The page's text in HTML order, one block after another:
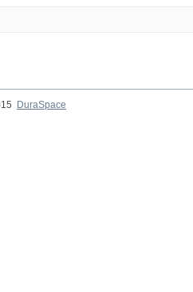
DuraSpace